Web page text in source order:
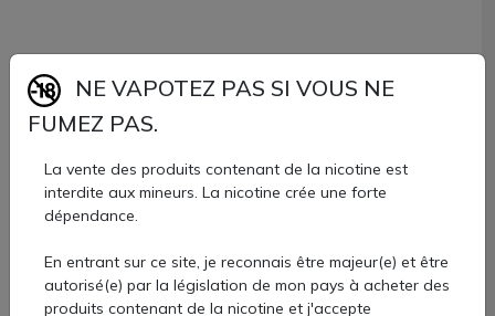
BF SS316 - 0.5Ω, à utiliser entre 15 et 30 watts. Des coils
conçus en coton organique et en acier inoxydable 316. Des
mèches parfaites pour modes VW, Bypass ou même
Contrôle de Température (version SS316) sur n'importe
quelle box électronique.
BF SS316 - 0.6Ω, à régler entre 15 et 30W également.
Toujours conçus en coton organique et acier inoxydable
316, avec des caractéristiques similaires à la première
(performantes modes VW, Bypass et TC SS316)
NE VAPOTEZ PAS SI VOUS NE
FUMEZ PAS.
La vente des produits contenant de la nicotine est
interdite aux mineurs. La nicotine crée une forte
dépendance.
En entrant sur ce site, je reconnais être majeur(e) et être
autorisé(e) par la législation de mon pays à acheter des
produits contenant de la nicotine et j'accepte